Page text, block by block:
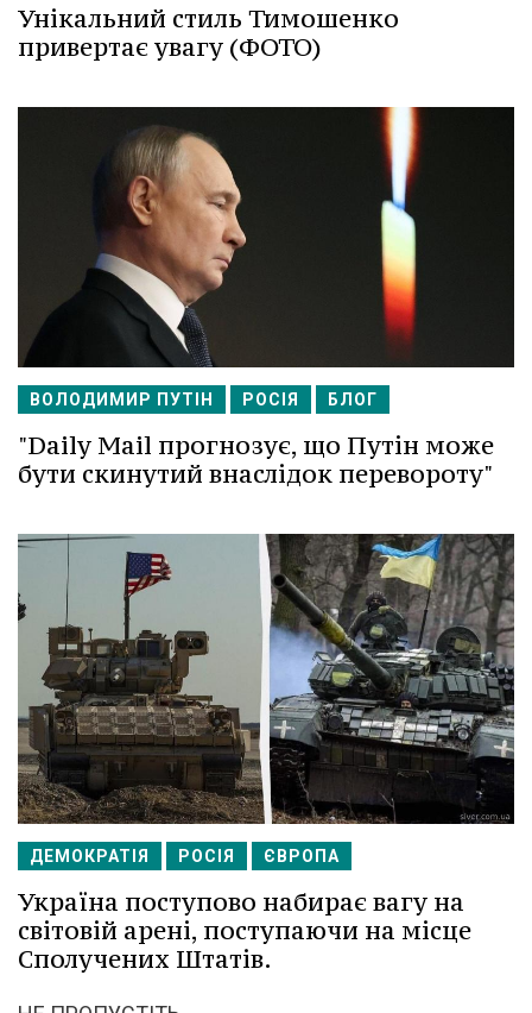
Унікальний стиль Тимошенко
привертає увагу (ФОТО)
ВОЛОДИМИР ПУТІН РОСІЯ БЛОГ
"Daily Mail прогнозує, що Путін може
бути скинутий внаслідок перевороту"
ДЕМОКРАТІЯ РОСІЯ ЄВРОПА
Україна поступово набирає вагу на
світовій арені, поступаючи на місце
Сполучених Штатів.